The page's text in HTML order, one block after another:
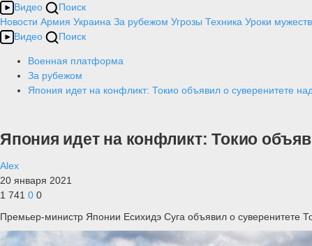
Видео
Поиск
Новости Армия Украина За рубежом Угрозы Техника Уроки
Видео
Поиск
Военная платформа
За рубежом
Япония идет на конфликт: Токио объявил о суверенитете
Япония идет на конфликт: Токио
Alex
20 января 2021
1 741 0 0
Премьер-министр Японии Есихидэ Суга объявил о суверенитете